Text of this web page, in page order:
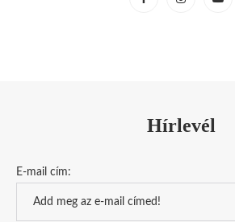
Hírlevél
E-mail cím: